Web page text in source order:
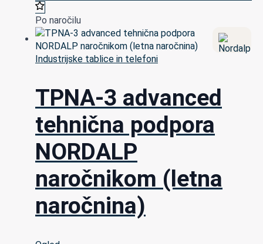
Po naročilu
Industrijske tablice in telefoni
TPNA-3 advanced
tehnična podpora
NORDALP
naročnikom (letna
naročnina)